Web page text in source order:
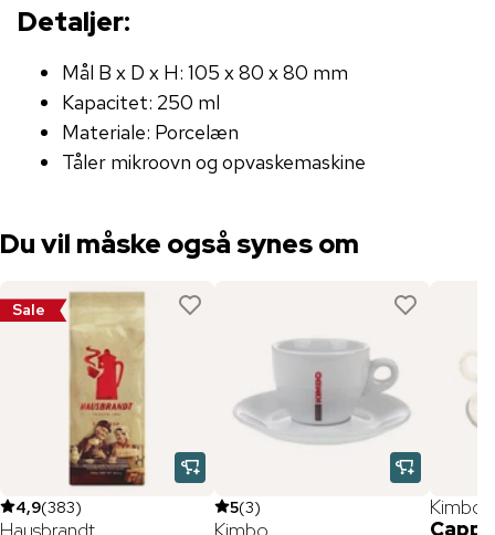
Detaljer:
Mål B x D x H: 105 x 80 x 80 mm
Kapacitet: 250 ml
Materiale: Porcelæn
Tåler mikroovn og opvaskemaskine
Du vil måske også synes om
Sale
4,9(383)
Hausbrandt
5(3)
Kimbo
Kimbo